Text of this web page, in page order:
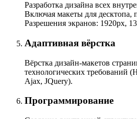
Разработка дизайна всех
Включая макеты для десктопа,
Разрешения экранов: 1920px,
Адаптивная вёрстка
Вёрстка дизайн-макетов
технологических требований
Ajax, JQuery).
Программирование